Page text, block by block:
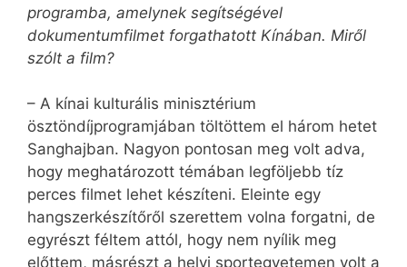
programba, amelynek segítségével
dokumentumfilmet forgathatott Kínában. Miről
szólt a film?
– A kínai kulturális minisztérium
ösztöndíjprogramjában töltöttem el három hetet
Sanghajban. Nagyon pontosan meg volt adva,
hogy meghatározott témában legföljebb tíz
perces filmet lehet készíteni. Eleinte egy
hangszerkészítőről szerettem volna forgatni, de
egyrészt féltem attól, hogy nem nyílik meg
előttem, másrészt a helyi sportegyetemen volt a